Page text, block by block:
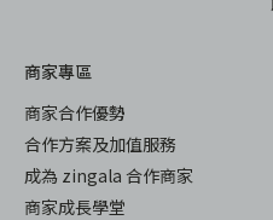
商家專區
商家合作優勢
合作方案及加值服務
成為 zingala 合作商家
商家成長學堂